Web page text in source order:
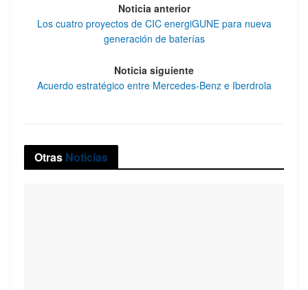
Noticia anterior
Los cuatro proyectos de CIC energiGUNE para nueva
generación de baterías
Noticia siguiente
Acuerdo estratégico entre Mercedes-Benz e Iberdrola
Otras Noticias